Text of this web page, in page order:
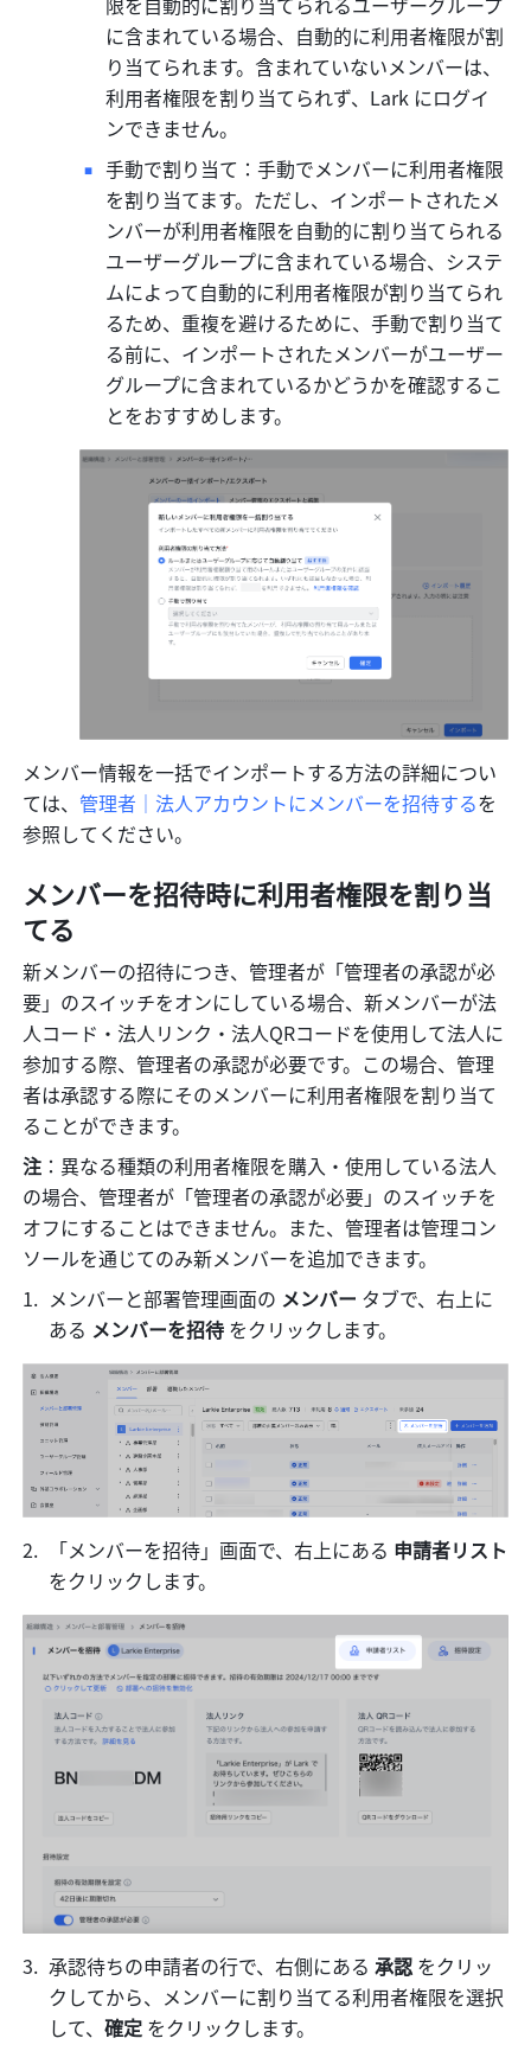
に含まれている場合、自動的に利用者権限が割
り当てられます。含まれていないメンバーは、
利用者権限を割り当てられず、Lark にログイ
ンできません。
手動で割り当て：手動でメンバーに利用者権限
を割り当てます。ただし、インポートされたメ
ンバーが利用者権限を自動的に割り当てられる
ユーザーグループに含まれている場合、システ
ムによって自動的に利用者権限が割り当てられ
るため、重複を避けるために、手動で割り当て
る前に、インポートされたメンバーがユーザー
グループに含まれているかどうかを確認するこ
とをおすすめします。
メンバー情報を一括でインポートする方法の詳細につい
ては、 管理者｜法人アカウントにメンバーを招待するを
参照してください。
メンバーを招待時に利用者権限を割り当
てる
新メンバーの招待につき、管理者が「管理者の承認が必
要」のスイッチをオンにしている場合、新メンバーが法
人コード・法人リンク・法人QRコードを使用して法人に
参加する際、管理者の承認が必要です。この場合、管理
者は承認する際にそのメンバーに利用者権限を割り当て
ることができます。
注 ：異なる種類の利用者権限を購入・使用している法人
の場合、管理者が「管理者の承認が必要」のスイッチを
オフにすることはできません。また、管理者は管理コン
ソールを通じてのみ新メンバーを追加できます。
メンバーと部署管理画面の メンバー タブで、右上に
ある メンバーを招待 をクリックします。
「メンバーを招待」画面で、右上にある
をクリックします。
承認待ちの申請者の行で、右側にある 承認 をクリッ
クしてから、メンバーに割り当てる利用者権限を選択
して、確定 をクリックします。